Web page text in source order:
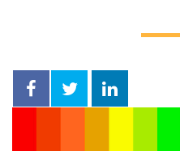
Facebook
TwitterLinkedIn